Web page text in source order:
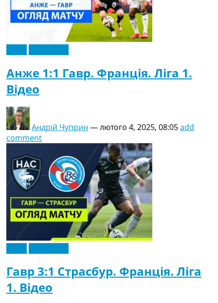
Анже 1:1 Гавр. Франція. Ліга 1.
Відео
Андрій Чуприн —лютого 4, 2025, 08:05add
comment
Гавр 3:1 Страсбур. Франція. Ліга
1. Відео